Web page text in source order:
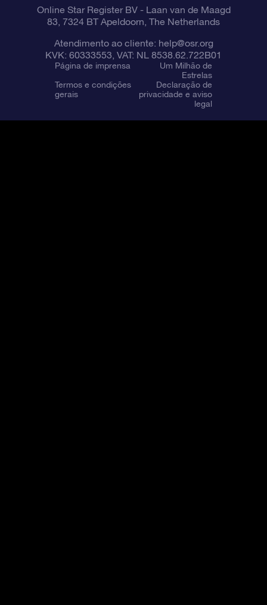
Online Star Register BV- Laan van de Maagd
83, 7324 BT Apeldoorn, The Netherlands
Atendimento ao cliente: help@osr.org
KVK: 60333553, VAT: NL 8538.62.722B01
Página de imprensa
Um Milhão de
Estrelas
Termos e condições
gerais
Declaração de
privacidade e aviso
legal